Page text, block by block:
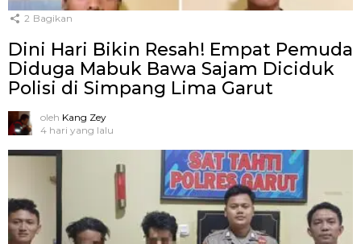
2 Bagikan
Dini Hari Bikin Resah! Empat Pemuda
Diduga Mabuk Bawa Sajam Diciduk
Polisi di Simpang Lima Garut
oleh Kang Zey
4 hari yang lalu